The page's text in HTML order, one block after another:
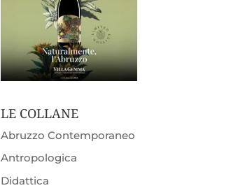
LE COLLANE
Abruzzo Contemporaneo
Antropologica
Didattica